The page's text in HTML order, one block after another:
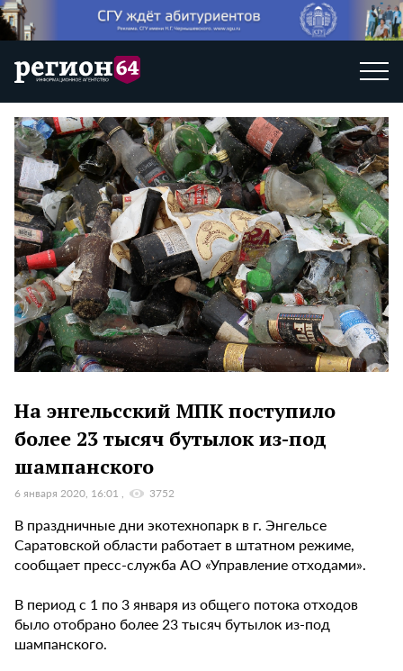
На энгельсский МПК поступило
более 23 тысяч бутылок из-под
шампанского
6 января 2020, 16:01 3752
В праздничные дни экотехнопарк в г. Энгельсе
Саратовской области работает в штатном режиме,
сообщает пресс-служба АО «Управление отходами».
В период с 1 по 3 января из общего потока отходов
было отобрано более 23 тысяч бутылок из-под
шампанского.